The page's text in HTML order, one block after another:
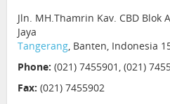
Jln. MH.Thamrin Kav. CBD Blok
Jaya
Tangerang, Banten, Indonesia
Phone: (021) 7455901, (021)
Fax: (021) 7455902